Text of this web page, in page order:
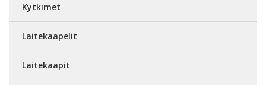
Kytkimet
Laitekaapelit
Laitekaapit